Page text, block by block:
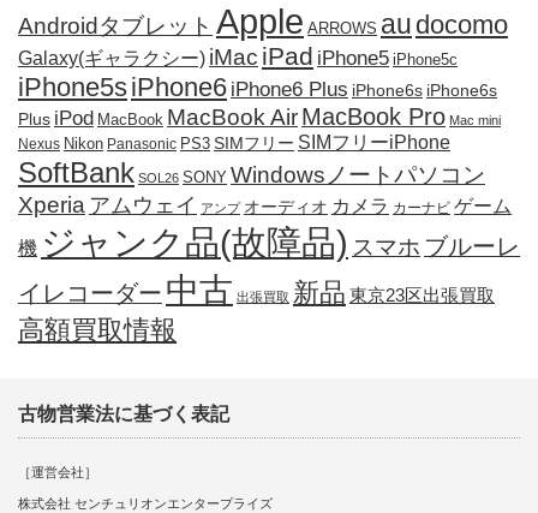
Androidタブレット Apple ARROWS au docomo
Galaxy(ギャラクシー) iMac iPad iPhone5 iPhone5c
iPhone5siPhone6 iPhone6 Plus iPhone6s iPhone6s
Plus iPod MacBook MacBook AirMacBook Pro Mac mini
Nexus Nikon Panasonic PS3 SIMフリー SIMフリーiPhone
SoftBank SOL26 SONY Windowsノートパソコン
Xperia アムウェイ アンプ オーディオ カメラ カーナビ ゲーム
機 ジャンク品(故障品) スマホ ブルーレ
イレコーダー 中古 出張買取 新品 東京23区出張買取
高額買取情報
古物営業法に基づく表記
［運営会社］
株式会社 センチュリオンエンタープライズ